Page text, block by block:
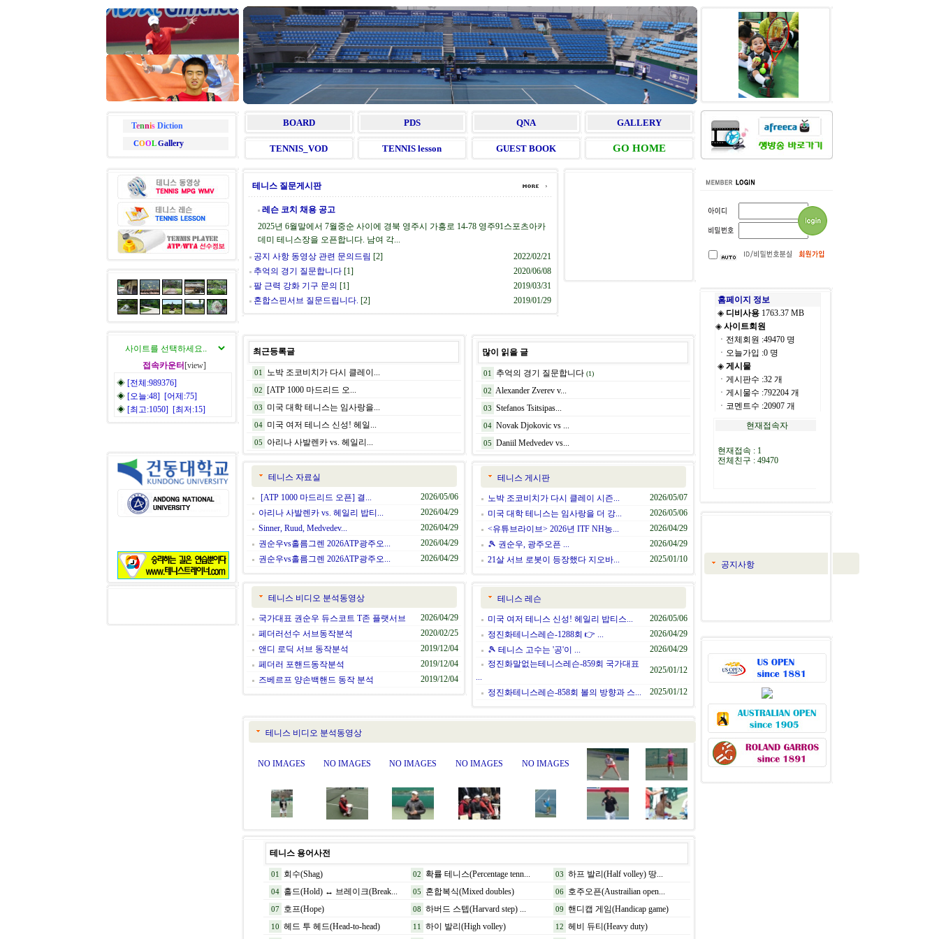
TennisDiction
COOLGallery
BOARD PDS QNA GALLERY
TENNIS_VOD TENNIS lesson GUEST BOOK GO HOME
접속카운터 [view]
◈ [전체:989376]
◈ [오늘:48] [어제:75]
◈ [최고:1050] [최저:15]
테니스 질문게시판
레슨 코치 채용 공고
2025년 6월말에서 7월중순 사이에 경북 영주시 가흥로 14-78 영주91스포츠아카
데미 테니스장을 오픈합니다. 남여 각...
공지 사항 동영상 관련 문의드림 [2]
2022/02/21
추억의 경기 질문합니다 [1]
2020/06/08
팔 근력 강화 기구 문의 [1]
2019/03/31
혼합스핀서브 질문드립니다. [2] 2019/01/29
최근등록글
01 노박 조코비치가 다시 클레이...
02 [ATP 1000 마드리드 오...
03 미국 대학 테니스는 임사랑을...
04 미국 여저 테니스 신성! 헤일...
05 아리나 사발렌카 vs. 헤일리...
많이 읽을 글
01 추억의 경기 질문합니다 (1)
02 Alexander Zverev v...
03 Stefanos Tsitsipas...
04 Novak Djokovic vs ...
05 Daniil Medvedev vs...
테니스 자료실
[ATP 1000 마드리드 오픈] 결...
2026/05/06
아리나 사발렌카 vs. 헤일리 밥티...
2026/04/29
Sinner, Ruud, Medvedev...
2026/04/29
권순우vs홀름그렌 2026ATP광주오...
2026/04/29
권순우vs홀름그렌 2026ATP광주오...
2026/04/29
테니스 게시판
노박 조코비치가 다시 클레이 시즌...
2026/05/07
미국 대학 테니스는 임사랑을 더 강...
2026/05/06
<유튜브라이브> 2026년 ITF NH농...
2026/04/29
🎾 권순우, 광주오픈 ...
2026/04/29
21살 서브 로봇이 등장했다 지오바...
2025/01/10
테니스 비디오 분석동영상
국가대표 권순우 듀스코트 T존 플랫서브
2026/04/29
페더러선수 서브동작분석
2020/02/25
앤디 로딕 서브 동작분석
2019/12/04
페더러 포핸드동작분석
2019/12/04
즈베르프 양손백핸드 동작 분석
2019/12/04
테니스 레슨
미국 여저 테니스 신성! 헤일리 밥티스...
2026/05/06
정진화테니스레슨-1288회 👉 ...
2026/04/29
🎾 테니스 고수는 '공'이 ...
2026/04/29
정진화말없는테니스레슨-859회 국가대표
...
2025/01/12
정진화테니스레슨-858회 볼의 방향과 스... 2025/01/12
테니스 비디오 분석동영상
NO IMAGES NO IMAGES NO IMAGES NO IMAGES NO IMAGES
테니스 용어사전
01 회수(Shag) 02 확률 테니스(Percentage tenn... 03 하프 발리(Half volley) 땅...
04 홀드(Hold) ↔ 브레이크(Break... 05 혼합복식(Mixed doubles) 06 호주오픈(Austrailian open...
07 호프(Hope) 08 하버드 스텝(Harvard step) ... 09 핸디캡 게임(Handicap game)
10 헤드 투 헤드(Head-to-head) 11 하이 발리(High volley) 12 헤비 듀티(Heavy duty)
공지사항